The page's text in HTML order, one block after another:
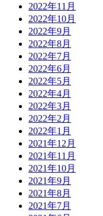
2022年11月
2022年10月
2022年9月
2022年8月
2022年7月
2022年6月
2022年5月
2022年4月
2022年3月
2022年2月
2022年1月
2021年12月
2021年11月
2021年10月
2021年9月
2021年8月
2021年7月